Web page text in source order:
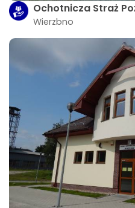
Ochotnicza Straż
Wierzbno